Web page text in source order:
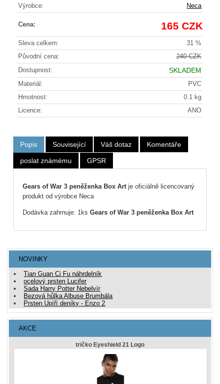
Výrobce:
Neca
Cena: 165 CZK
Sleva celkem:
31 %
Původní cena:
240 CZK
Dostupnost:
SKLADEM
Materiál:
PVC
Hmotnost:
0.1 kg
Licence:
ANO
Popis Související Váš dotaz Komentáře
poslat známému GPSR
Gears of War 3 peněženka Box Artje oficiálně licencovaný
produkt od výrobce Neca
Dodávka zahrnuje: 1ksGears of War 3 peněženka Box Art
NOVINKY
Tian Guan Ci Fu náhrdelník
ocelový prsten Lucifer
Sada Harry Potter Nebelvír
Bezová hůlka Albuse Brumbála
Prsten Upíří deníky - Enzo 2
AKCE
tričko Eyeshield 21 Logo